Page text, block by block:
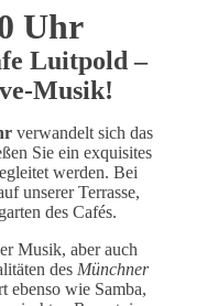
Uhr
Luitpold –
Musik!
verwandelt sich das
Sie ein exquisites
werden. Bei
unserer Terrasse,
des Cafés.
Musik, aber auch
des Münchner
ebenso wie Samba,